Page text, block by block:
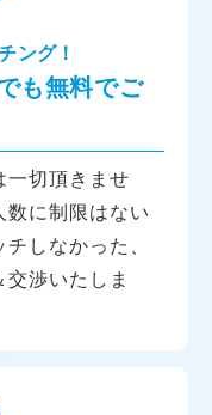
ング！
も無料でご
一切頂きませ
数に制限はない
しなかった、
渉いたしま